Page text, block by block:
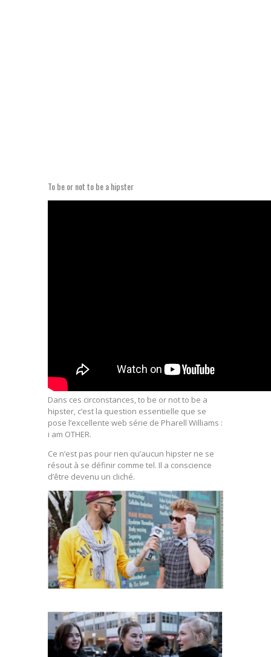
To be or not to be a hipster
Dans ces circonstances, to be or not to be a
hipster, c’est la question essentielle que se
pose l’excellente web série de Pharell Williams :
i am OTHER.
Ce n’est pas pour rien qu’aucun hipster ne se
résout à se définir comme tel. Il a conscience
d’être devenu un cliché.